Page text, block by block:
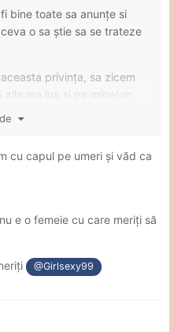
bine toate sa anunțe si
o sa știe sa se trateze
privința, sa zicem
ma lua si pe mine(un
m-am dus si de la cine
sau ca nu neagă
cu capul pe umeri și văd ca
e o femeie cu care meriți să
@Girlsexy99